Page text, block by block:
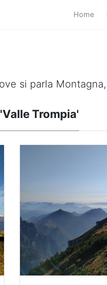
Home
si parla
Trompia'